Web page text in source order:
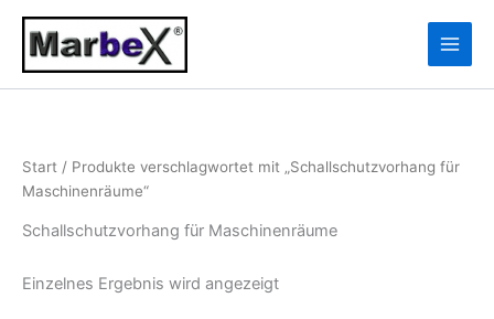
Zum
Inhalt
springen
Start / Produkte verschlagwortet mit „Schallschutzvorhang für
Maschinenräume“
Schallschutzvorhang für Maschinenräume
Einzelnes Ergebnis wird angezeigt